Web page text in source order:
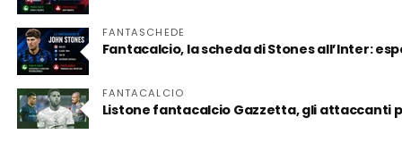
FANTASCHEDE
Fantacalcio, la scheda di Stones all’Inter:
FANTACALCIO
Listone fantacalcio Gazzetta, gli attaccanti